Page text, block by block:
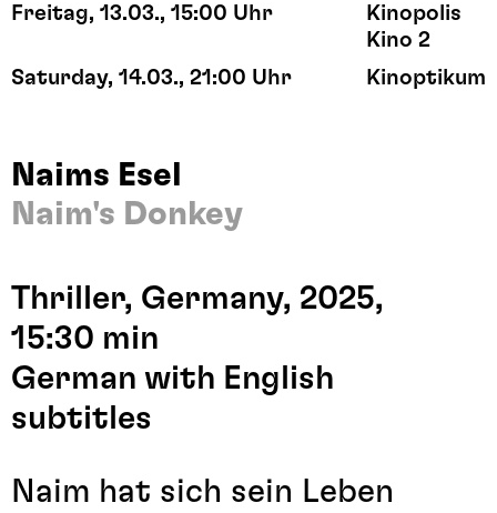
Freitag, 13.03., 15:00 Uhr
Kinopolis
Kino 2
Saturday, 14.03., 21:00 Uhr
Kinoptikum
Naims Esel
Naim's Donkey
Thriller, Germany, 2025,
15:30 min
German with English
subtitles
Naim hat sich sein Leben